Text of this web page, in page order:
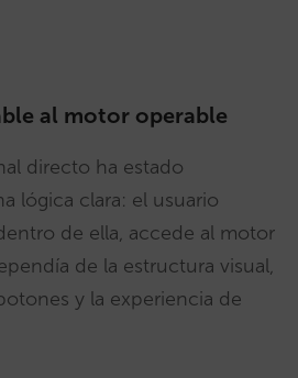
al motor operable
directo ha estado
lógica clara: el usuario
de ella, accede al motor
de la estructura visual,
y la experiencia de